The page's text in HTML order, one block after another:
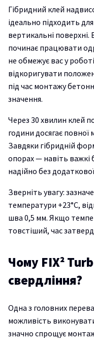
Гібридний клей
ідеально підходить
вертикальні
починає працювати
не обмежує вас у
відкоригувати
під час монтажу
значення.
Через 30 хвилин клей
години досягає повної
Завдяки гібридній
опорах — навіть
надійно без додаткової
Зверніть увагу:
температури +23°C,
шва 0,5 мм. Якщо
товстіший, час
Чому FIX²
свердління?
Одна з головних
можливість
значно спрощує